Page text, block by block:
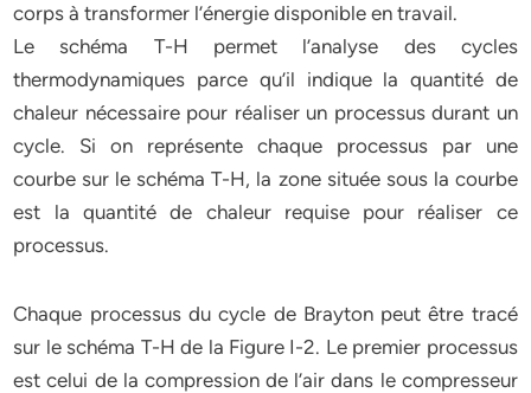
corps à transformer l’énergie disponible en travail.
Le schéma T-H permet l’analyse des cycles
thermodynamiques parce qu’il indique la quantité de
chaleur nécessaire pour réaliser un processus durant un
cycle. Si on représente chaque processus par une
courbe sur le schéma T-H, la zone située sous la courbe
est la quantité de chaleur requise pour réaliser ce
processus.
Chaque processus du cycle de Brayton peut être tracé
sur le schéma T-H de la Figure I-2. Le premier processus
est celui de la compression de l’air dans le compresseur